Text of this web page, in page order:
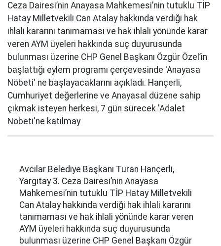
Ceza Dairesi’nin Anayasa Mahkemesi’nin tutuklu TİP
Hatay Milletvekili Can Atalay hakkında verdiği hak
ihlali kararını tanımaması ve hak ihlali yönünde karar
veren AYM üyeleri hakkında suç duyurusunda
bulunması üzerine CHP Genel Başkanı Özgür Özel’in
başlattığı eylem programı çerçevesinde 'Anayasa
Nöbeti' ne başlayacaklarını açıkladı. Hançerli,
Cumhuriyet değerlerine ve Anayasal düzene sahip
çıkmak isteyen herkesi, 7 gün sürecek 'Adalet
Nöbeti'ne katılmay
Avcılar Belediye Başkanı Turan Hançerli,
Yargıtay 3. Ceza Dairesi’nin Anayasa
Mahkemesi’nin tutuklu TİP Hatay Milletvekili
Can Atalay hakkında verdiği hak ihlali kararını
tanımaması ve hak ihlali yönünde karar veren
AYM üyeleri hakkında suç duyurusunda
bulunması üzerine CHP Genel Başkanı Özgür